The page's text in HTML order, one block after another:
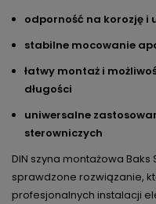
odporność na korozję i
stabilne mocowanie
łatwy montaż i
długości
uniwersalne
sterowniczych
DIN szyna montażowa Baks
sprawdzone rozwiązanie,
profesjonalnych instalacji